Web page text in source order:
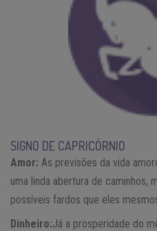
SIGNO DE CAPRICÓRNIO
Amor: As previsões da vida
uma linda abertura de caminhos,
possíveis fardos que eles
Dinheiro:Já a prosperidade do